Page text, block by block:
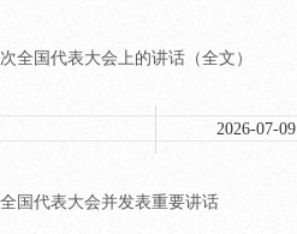
全国代表大会上的讲话（全文）
2026-07-09
国代表大会并发表重要讲话